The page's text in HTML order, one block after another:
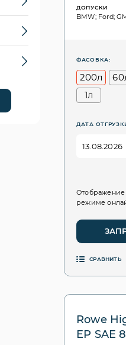
ДОПУСКИ
BMW; Ford;
ФАСОВКА:
200л
1л
ДАТА
режиме
СРАВНИТЬ
Rowe
EP SAE